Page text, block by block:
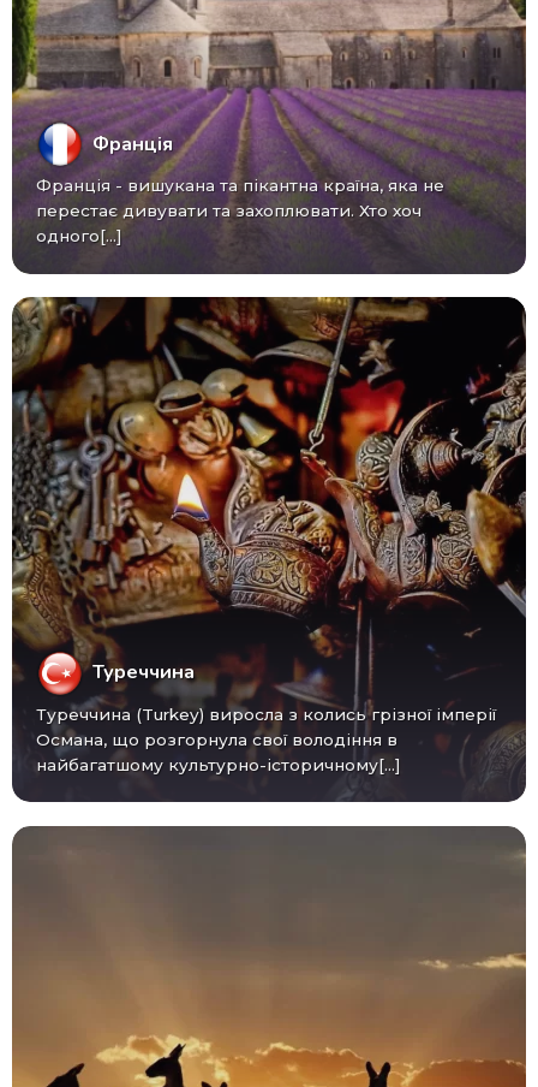
Франція
Франція - вишукана та пікантна країна, яка не
перестає дивувати та захоплювати. Хто хоч
одного[...]
Туреччина
Туреччина (Turkey) виросла з колись грізної імперії
Османа, що розгорнула свої володіння в
найбагатшому культурно-історичному[...]